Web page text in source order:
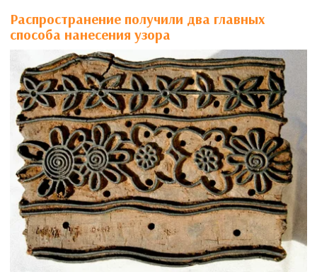
Распространение получили два главных
способа нанесения узора